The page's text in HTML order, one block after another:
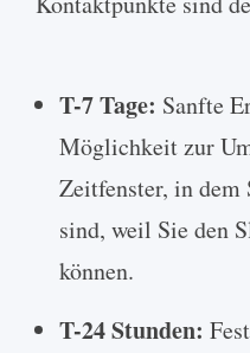
T-7 Tage: Sanfte
Möglichkeit zur
Zeitfenster, in dem
sind, weil Sie den
können.
T-24 Stunden: